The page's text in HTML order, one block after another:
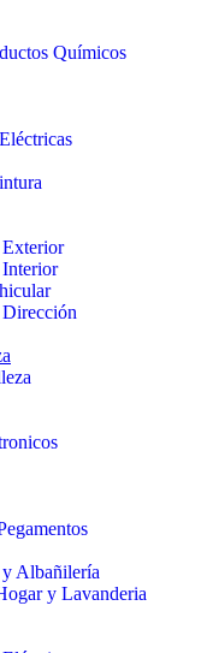
Químicos
Exterior
Interior
Dirección
Albañilería
y Lavanderia